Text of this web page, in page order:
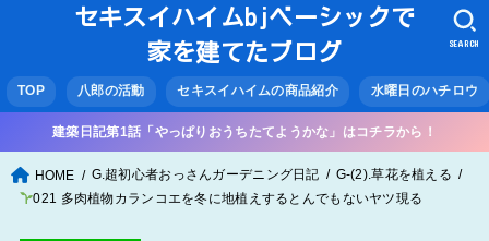
セキスイハイムbjベーシックで
家を建てたブログ
TOP 八郎の活動 セキスイハイムの商品紹介 水曜日のハチロウ
SEARCH
建築日記第1話「やっぱりおうちたてようかな」はコチラから！
HOME G.超初心者おっさんガーデニング日記
G-(2).草花を植える
021 多肉植物カランコエを冬に地植えするとんでもないヤツ現る